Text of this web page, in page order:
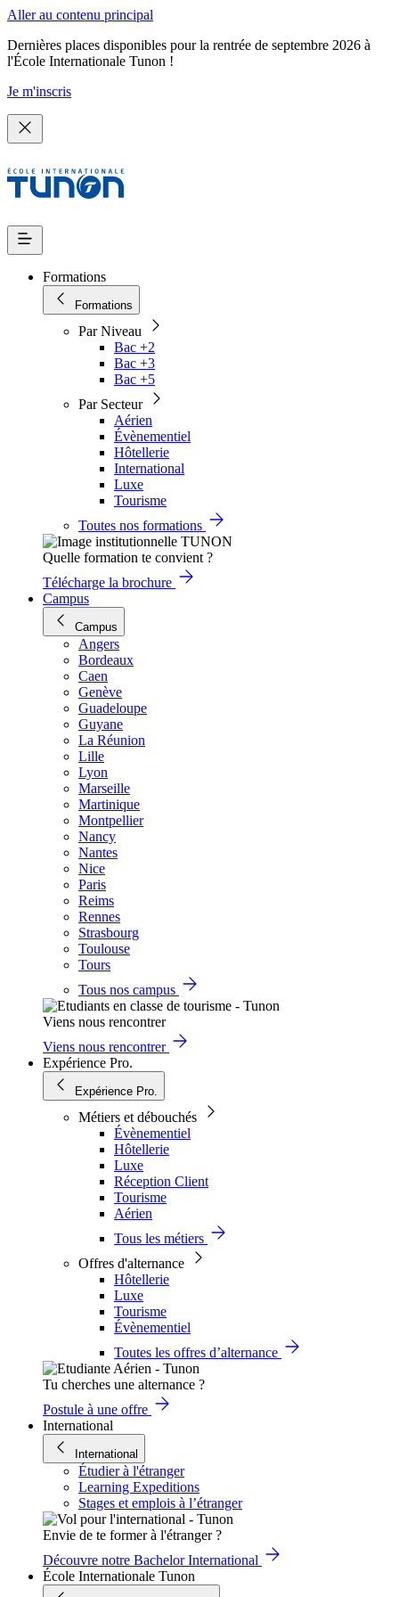
Aller au contenu principal
Dernières places disponibles pour la rentrée de septembre 2026 à
l'École Internationale Tunon !
Je m'inscris
Formations
Formations
Par Niveau
Bac +2
Bac +3
Bac +5
Par Secteur
Aérien
Évènementiel
Hôtellerie
International
Luxe
Tourisme
Toutes nos formations
Quelle formation te convient ?
Télécharge la brochure
Campus
Campus
Angers
Bordeaux
Caen
Genève
Guadeloupe
Guyane
La Réunion
Lille
Lyon
Marseille
Martinique
Montpellier
Nancy
Nantes
Nice
Paris
Reims
Rennes
Strasbourg
Toulouse
Tours
Tous nos campus
Viens nous rencontrer
Viens nous rencontrer
Expérience Pro.
Expérience Pro.
Métiers et débouchés
Évènementiel
Hôtellerie
Luxe
Réception Client
Tourisme
Aérien
Tous les métiers
Offres d'alternance
Hôtellerie
Luxe
Tourisme
Évènementiel
Toutes les offres d’alternance
Tu cherches une alternance ?
Postule à une offre
International
International
Étudier à l'étranger
Learning Expeditions
Stages et emplois à l’étranger
Envie de te former à l'étranger ?
Découvre notre Bachelor International
École Internationale Tunon